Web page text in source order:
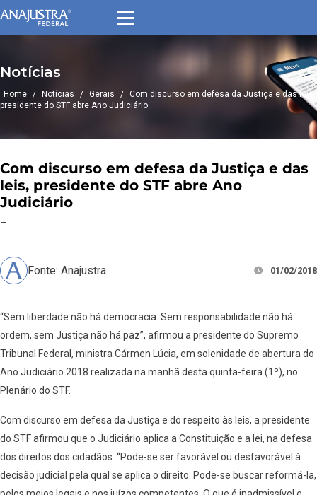
Notícias
Home / Notícias / Gerais / Com discurso em defesa da Justiça e das leis,
presidente do STF abre Ano Judiciário
Com discurso em defesa da Justiça e das
leis, presidente do STF abre Ano
Judiciário
–
Fonte: Anajustra 01/02/2018
“Sem liberdade não há democracia. Sem responsabilidade não há
ordem, sem Justiça não há paz”, afirmou a presidente do Supremo
Tribunal Federal, ministra Cármen Lúcia, em solenidade de abertura do
Ano Judiciário 2018 realizada na manhã desta quinta-feira (1º), no
Plenário do STF.
Com discurso em defesa da Justiça e do respeito às leis, a presidente
do STF afirmou que o Judiciário aplica a Constituição e a lei, na defesa
dos direitos dos cidadãos. “Pode-se ser favorável ou desfavorável à
decisão judicial pela qual se aplica o direito. Pode-se buscar reformá-la,